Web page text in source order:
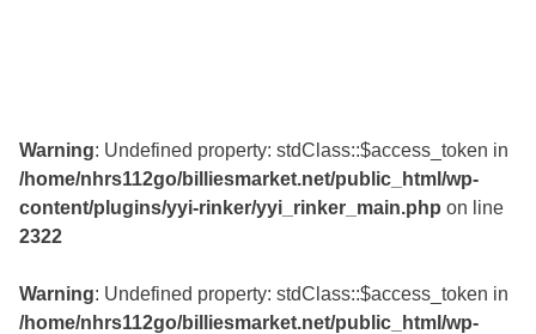
Warning: Undefined property: stdClass::$access_token in
/home/nhrs112go/billiesmarket.net/public_html/wp-
content/plugins/yyi-rinker/yyi_rinker_main.php on line
2322
Warning: Undefined property: stdClass::$access_token in
/home/nhrs112go/billiesmarket.net/public_html/wp-